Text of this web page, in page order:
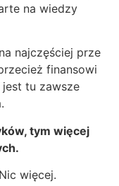
na wiedzy
najczęściej prze
finansowi
tu zawsze
tym więcej
więcej.